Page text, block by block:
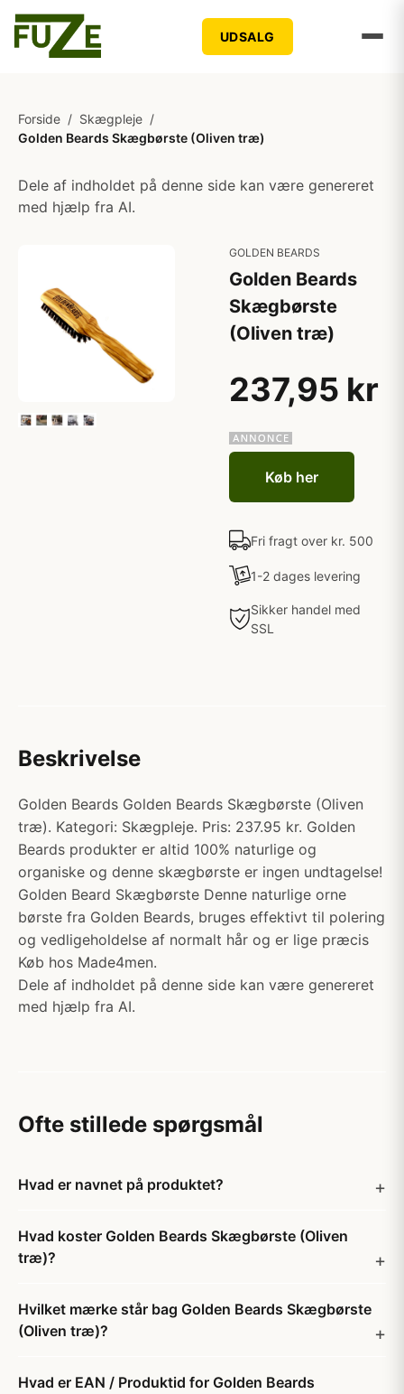
UDSALG
Forside / Skægpleje /
Golden Beards Skægbørste (Oliven træ)
Dele af indholdet på denne side kan være genereret
med hjælp fra AI.
GOLDEN BEARDS
Golden Beards
Skægbørste
(Oliven træ)
237,95 kr
Køb her
Fri fragt over kr. 500
1-2 dages levering
Sikker handel med
SSL
Beskrivelse
Golden Beards Golden Beards Skægbørste (Oliven
træ). Kategori: Skægpleje. Pris: 237.95 kr. Golden
Beards produkter er altid 100% naturlige og
organiske og denne skægbørste er ingen undtagelse!
Golden Beard Skægbørste Denne naturlige orne
børste fra Golden Beards, bruges effektivt til polering
og vedligeholdelse af normalt hår og er lige præcis
Køb hos Made4men.
Dele af indholdet på denne side kan være genereret
med hjælp fra AI.
Ofte stillede spørgsmål
Hvad er navnet på produktet?
Hvad koster Golden Beards Skægbørste (Oliven
træ)?
Hvilket mærke står bag Golden Beards Skægbørste
(Oliven træ)?
Hvad er EAN / Produktid for Golden Beards